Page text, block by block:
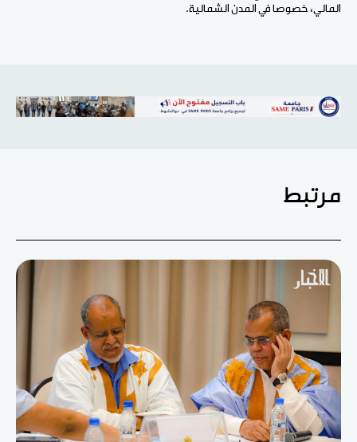
المالي، خصوصا في المدن الشمالية.
مرتبط